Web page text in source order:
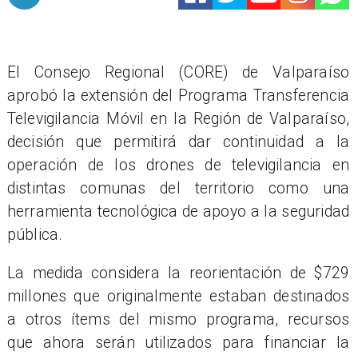
El Consejo Regional (CORE) de Valparaíso
aprobó la extensión del Programa Transferencia
Televigilancia Móvil en la Región de Valparaíso,
decisión que permitirá dar continuidad a la
operación de los drones de televigilancia en
distintas comunas del territorio como una
herramienta tecnológica de apoyo a la seguridad
pública.
La medida considera la reorientación de $729
millones que originalmente estaban destinados
a otros ítems del mismo programa, recursos
que ahora serán utilizados para financiar la